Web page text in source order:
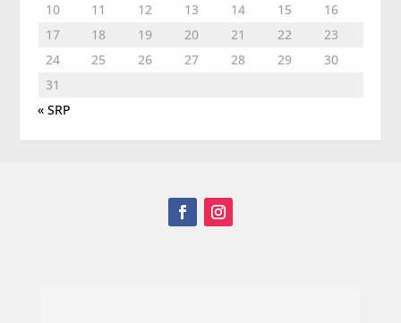
10
11 12 13 14 15
16
17
18 19 20 21 22
23
24
25 26 27 28 29
30
31
« SRP